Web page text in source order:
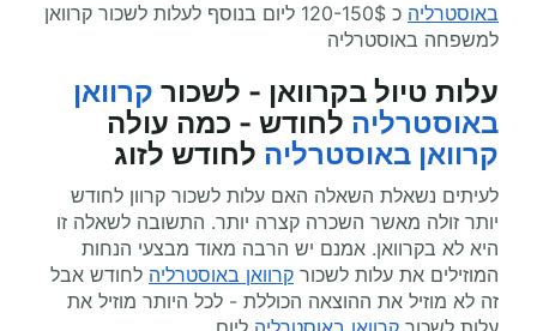
באוסטרליה
כ 120-150$ ליום בנוסף לעלות לשכור קרוואן
למשפחה באוסטרליה
עלות טיול בקרוואן - לשכור קרוואן
באוסטרליה לחודש - כמה עולה
קרוואן באוסטרליה לחודש לזוג
לעיתים נשאלת השאלה האם עלות לשכור קרוון לחודש
יותר זולה מאשר השכרה קצרה יותר. התשובה לשאלה זו
היא לא בקרוואן. אמנם יש הרבה מאוד מבצעי הנחות
המוזילים את עלות לשכור קרוואן באוסטרליה לחודש אבל
זה לא מוזיל את ההוצאה הכוללת - לכל היותר מוזיל את